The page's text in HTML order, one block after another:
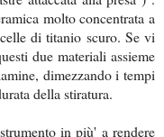
molto concentrata a
di titanio scuro. Se vi
due materiali assieme
dimezzando i tempi
della stiratura.
in più' a rendere